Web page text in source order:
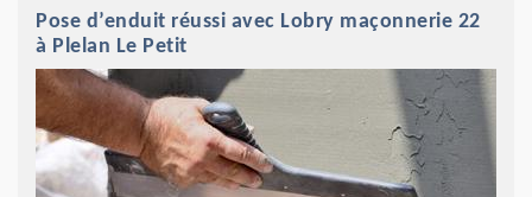
Pose d’enduit réussi avec Lobry maçonnerie 22
à Plelan Le Petit